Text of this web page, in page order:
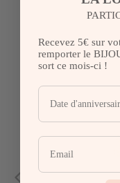
Recevez 5€ sur
remporter le
sort ce mois-ci !